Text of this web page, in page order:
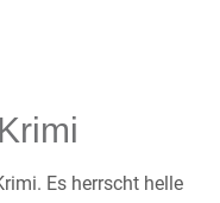
Es herrscht helle